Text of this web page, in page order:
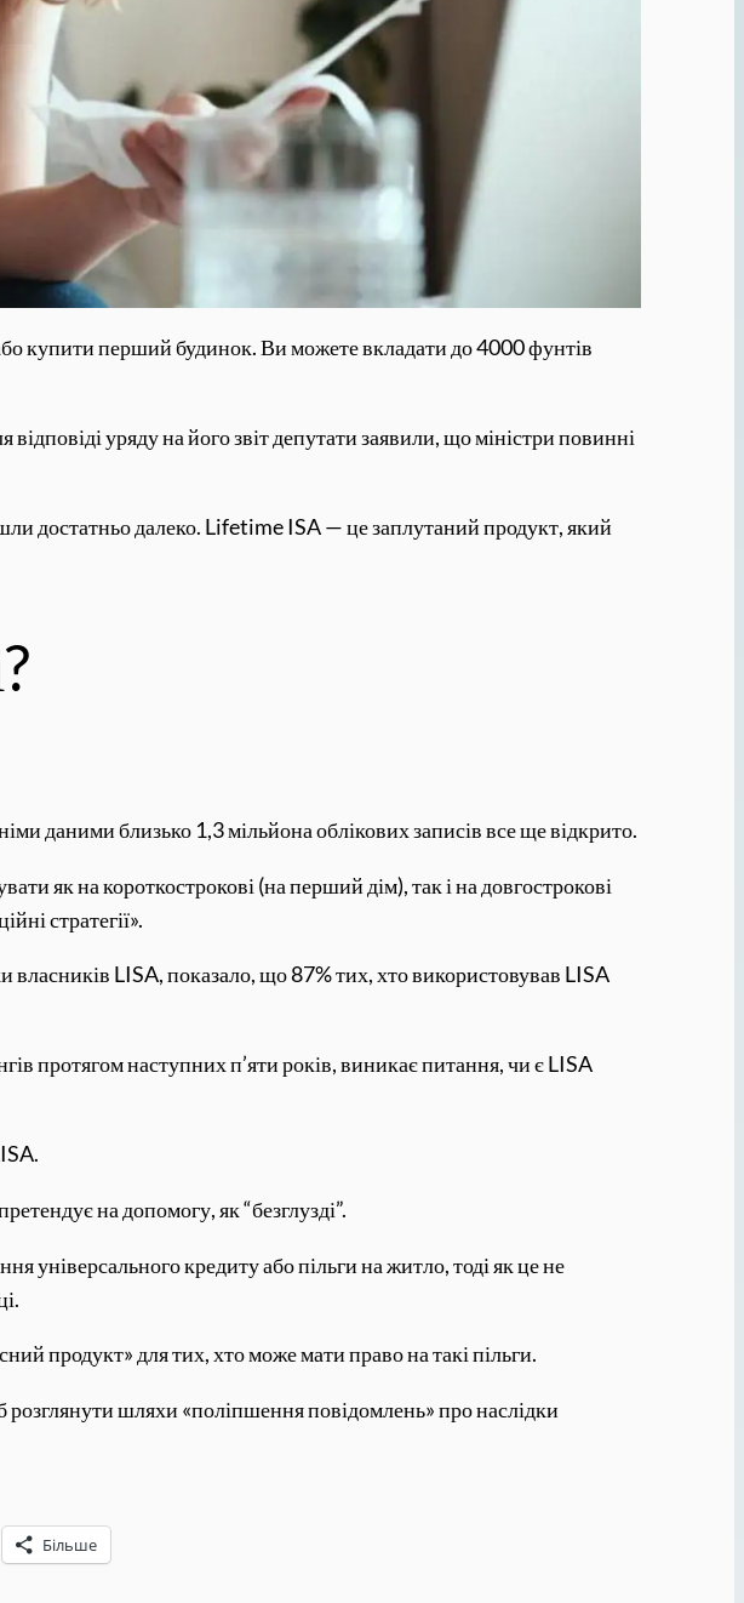
купити перший будинок. Ви можете вкладати до 4000 фунтів
уряду на його звіт депутати заявили, що міністри повинні
достатньо далеко. Lifetime ISA — це заплутаний продукт, який
даними близько 1,3 мільйона облікових записів все ще відкрито.
як на короткострокові (на перший дім), так і на довгострокові
стратегії».
LISA, показало, що 87% тих, хто використовував LISA
протягом наступних п’яти років, виникає питання, чи є LISA
на допомогу, як “безглузді”.
універсального кредиту або пільги на житло, тоді як це не
продукт» для тих, хто може мати право на такі пільги.
шляхи «поліпшення повідомлень» про наслідки
Більше